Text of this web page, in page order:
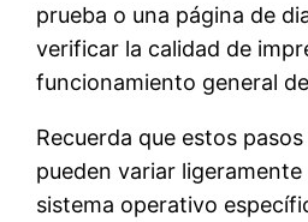
prueba o una página de
verificar la calidad de
funcionamiento general
Recuerda que estos
pueden variar
sistema operativo